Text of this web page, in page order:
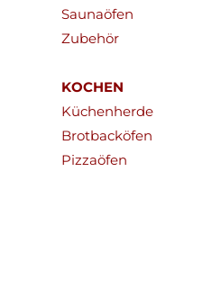
Saunaöfen
Zubehör
KOCHEN
Küchenherde
Brotbacköfen
Pizzaöfen